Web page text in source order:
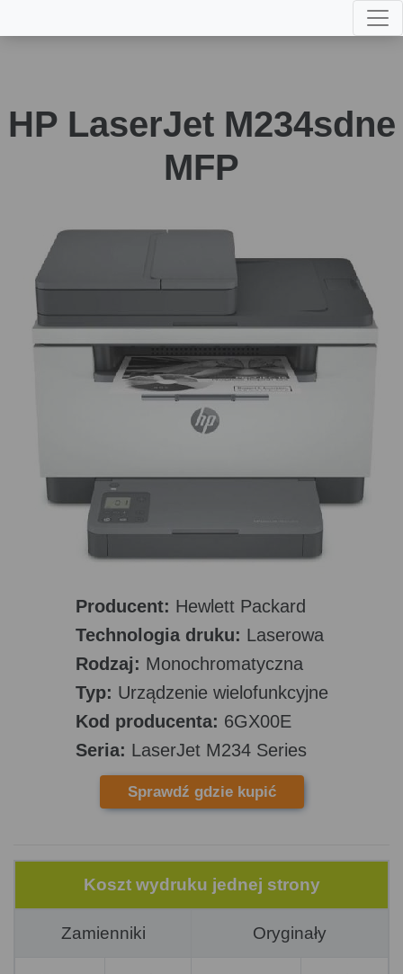
HP LaserJet M234sdne
MFP
Producent: Hewlett Packard
Technologia druku: Laserowa
Rodzaj: Monochromatyczna
Typ: Urządzenie wielofunkcyjne
Kod producenta: 6GX00E
Seria: LaserJet M234 Series
Sprawdź gdzie kupić
Koszt wydruku jednej strony
Zamienniki Oryginały